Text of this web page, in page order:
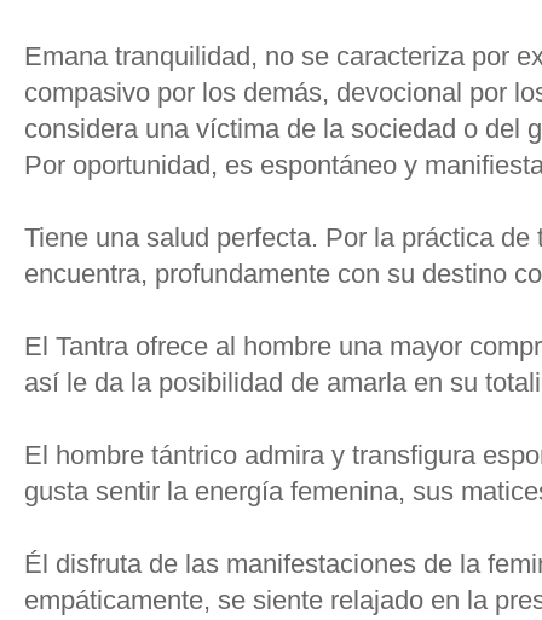
Emana tranquilidad, no se caracteriza por
compasivo por los demás, devocional por
considera una víctima de la sociedad o del
Por oportunidad, es espontáneo y
Tiene una salud perfecta. Por la práctica
encuentra, profundamente con su destino
El Tantra ofrece al hombre una mayor
así le da la posibilidad de amarla en su
El hombre tántrico admira y transfigura
gusta sentir la energía femenina, sus
Él disfruta de las manifestaciones de la
empáticamente, se siente relajado en la